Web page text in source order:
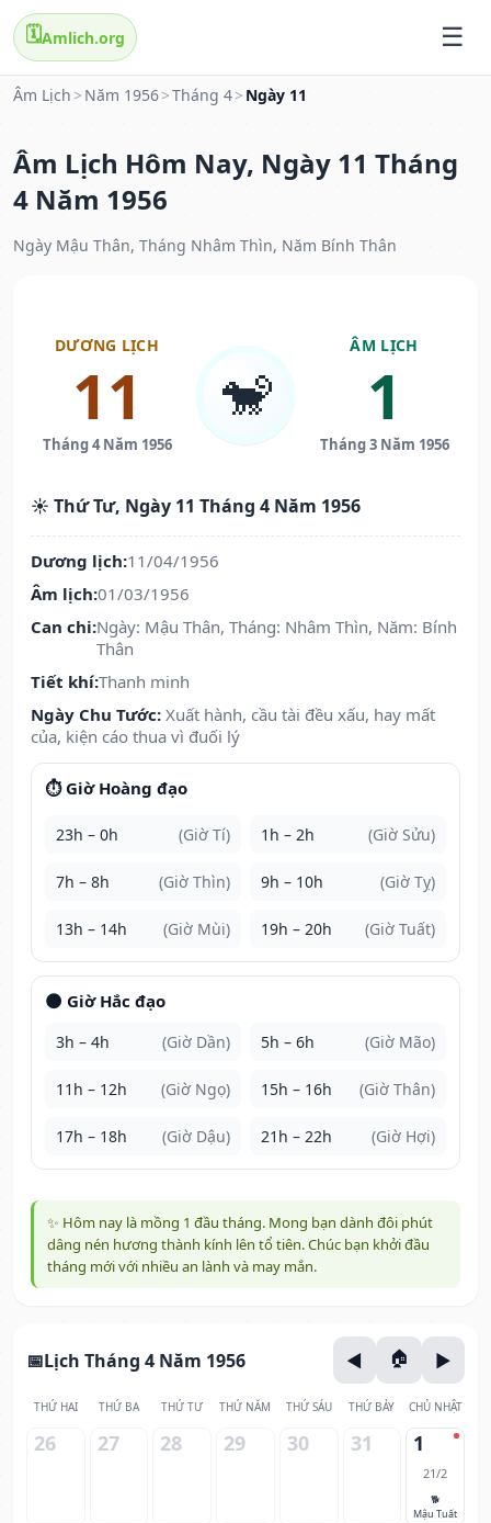
🗓️Amlich.org
Âm Lịch > Năm 1956>Tháng 4> Ngày 11
Âm Lịch Hôm Nay, Ngày 11 Tháng
4 Năm 1956
Ngày Mậu Thân, Tháng Nhâm Thìn, Năm Bính Thân
DƯƠNG LỊCH
11
Tháng 4 Năm 1956
🐒
ÂM LỊCH
1
Tháng 3 Năm 1956
☀️ Thứ Tư, Ngày 11 Tháng 4 Năm 1956
Dương lịch:11/04/1956
Âm lịch:01/03/1956
Can chi:Ngày: Mậu Thân, Tháng: Nhâm Thìn, Năm: Bính
Thân
Tiết khí:Thanh minh
Ngày Chu Tước: Xuất hành, cầu tài đều xấu, hay mất
của, kiện cáo thua vì đuối lý
⏱️ Giờ Hoàng đạo
23h – 0h (Giờ Tí) 1h – 2h (Giờ Sửu)
7h – 8h (Giờ Thìn) 9h – 10h (Giờ Tỵ)
13h – 14h (Giờ Mùi) 19h – 20h (Giờ Tuất)
🌑 Giờ Hắc đạo
3h – 4h (Giờ Dần) 5h – 6h (Giờ Mão)
11h – 12h (Giờ Ngọ) 15h – 16h (Giờ Thân)
17h – 18h (Giờ Dậu) 21h – 22h (Giờ Hợi)
✨ Hôm nay là mồng 1 đầu tháng. Mong bạn dành đôi phút
dâng nén hương thành kính lên tổ tiên. Chúc bạn khởi đầu
tháng mới với nhiều an lành và may mắn.
Lịch Tháng 4 Năm 1956
THỨ HAI THỨ BA THỨ TƯ THỨ NĂM THỨ SÁU THỨ BẢY CHỦ NHẬT
26 27 28 29 30 31 1
21/2
🐕
Mậu Tuất